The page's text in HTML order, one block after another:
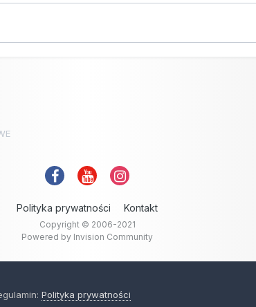
Polityka prywatności Kontakt
Copyright © 2006-2021
Powered by Invision Community
Polityka prywatności